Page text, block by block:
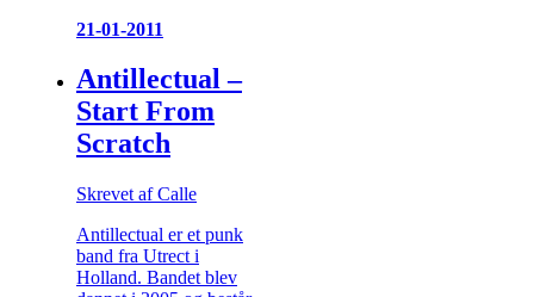
21-01-2011
Antillectual –
Start From
Scratch
Skrevet af Calle
Antillectual er et punk
band fra Utrect i
Holland. Bandet blev